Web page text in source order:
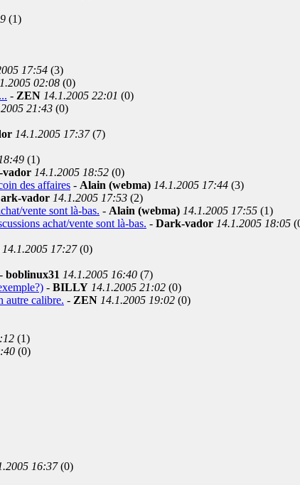
(1)
17:54 (3)
02:08 (0)
- ZEN 14.1.2005 22:01 (0)
21:43 (0)
14.1.2005 17:37(7)
(1)
14.1.2005 18:52 (0)
des affaires - Alain (webma) 14.1.2005 17:44 (3)
vador 14.1.2005 17:53 (2)
vente sont là-bas. - Alain (webma) 14.1.2005 17:55 (1)
achat/vente sont là-bas. - Dark-vador 14.1.2005 18:05
14.1.2005 17:27(0)
- boblinux31 14.1.2005 16:40 (7)
- BILLY 14.1.2005 21:02 (0)
autre calibre. - ZEN 14.1.2005 19:02 (0)
(1)
(0)
16:37(0)